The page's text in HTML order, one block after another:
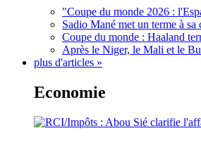
"Coupe du monde 2026 :
Sadio Mané met un terme à
Coupe du monde : Haaland
Après le Niger, le Mali et le
plus d'articles »
Economie